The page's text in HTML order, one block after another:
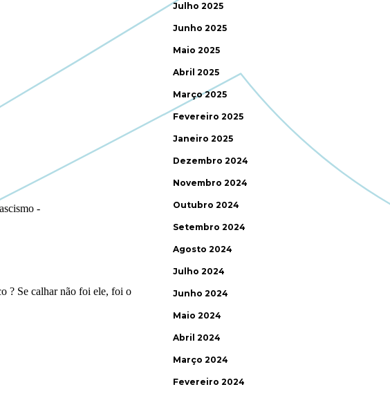
Julho 2025
Junho 2025
Maio 2025
Abril 2025
Março 2025
Fevereiro 2025
Janeiro 2025
Dezembro 2024
Novembro 2024
Outubro 2024
Setembro 2024
Agosto 2024
Julho 2024
Junho 2024
Maio 2024
Abril 2024
Março 2024
Fevereiro 2024